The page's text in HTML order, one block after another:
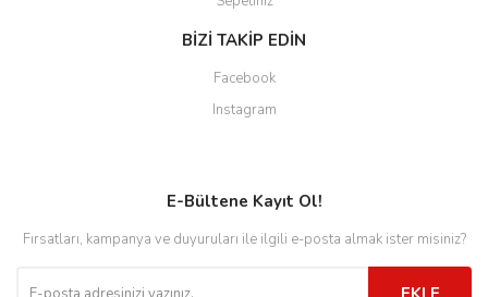
BİZİ TAKİP EDİN
Facebook
Instagram
E-Bültene Kayıt Ol!
Fırsatları, kampanya ve duyuruları ile ilgili e-posta almak ister misiniz?